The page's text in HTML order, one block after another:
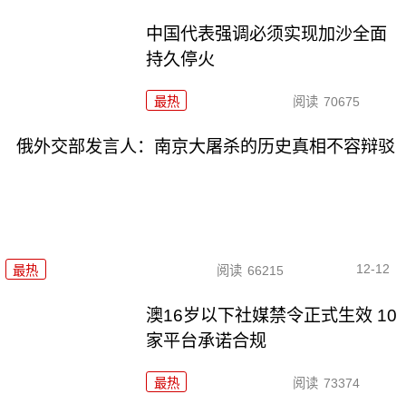
中国代表强调必须实现加沙全面
持久停火
最热 阅读 70675
俄外交部发言人：南京大屠杀的历史真相不容辩驳
最热 阅读 66215 12-12
澳16岁以下社媒禁令正式生效 10
家平台承诺合规
最热 阅读 73374